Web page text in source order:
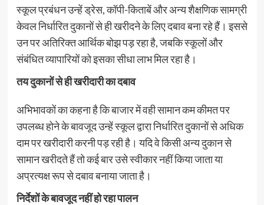
स्कूल प्रबंधन उन्हें ड्रेस, कॉपी-किताबें और अन्य शैक्षणिक सामग्री
केवल निर्धारित दुकानों से ही खरीदने के लिए दबाव बना रहे हैं। इससे
उन पर अतिरिक्त आर्थिक बोझ पड़ रहा है, जबकि स्कूलों और
संबंधित व्यापारियों को इसका सीधा लाभ मिल रहा है।
तय दुकानों से ही खरीदारी का दबाव
अभिभावकों का कहना है कि बाजार में वही सामान कम कीमत पर
उपलब्ध होने के बावजूद उन्हें स्कूल द्वारा निर्धारित दुकानों से अधिक
दाम पर खरीदारी करनी पड़ रही है। यदि वे किसी अन्य दुकान से
सामान खरीदते हैं तो कई बार उसे स्वीकार नहीं किया जाता या
अप्रत्यक्ष रूप से दबाव बनाया जाता है।
निर्देशों के बावजूद नहीं हो रहा पालन